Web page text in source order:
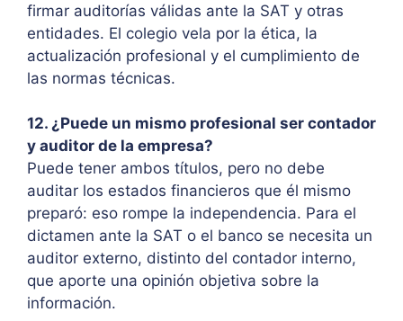
firmar auditorías válidas ante la SAT y otras
entidades. El colegio vela por la ética, la
actualización profesional y el cumplimiento de
las normas técnicas.
12. ¿Puede un mismo profesional ser contador
y auditor de la empresa?
Puede tener ambos títulos, pero no debe
auditar los estados financieros que él mismo
preparó: eso rompe la independencia. Para el
dictamen ante la SAT o el banco se necesita un
auditor externo, distinto del contador interno,
que aporte una opinión objetiva sobre la
información.